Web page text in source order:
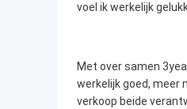
voel ik werkelijk
Met over samen
werkelijk goed, meer
verkoop beide